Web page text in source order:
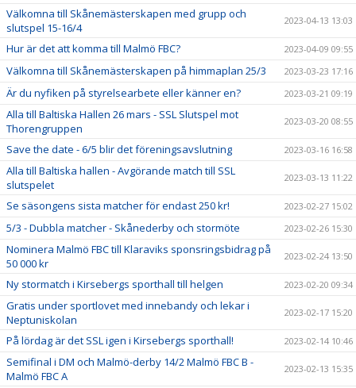
Välkomna till Skånemästerskapen med grupp och
slutspel 15-16/4
2023-04-13 13:03
Hur är det att komma till Malmö FBC? 2023-04-09 09:55
Välkomna till Skånemästerskapen på himmaplan 25/3 2023-03-23 17:16
Är du nyfiken på styrelsearbete eller känner en? 2023-03-21 09:19
Alla till Baltiska Hallen 26 mars - SSL Slutspel mot
Thorengruppen
2023-03-20 08:55
Save the date - 6/5 blir det föreningsavslutning 2023-03-16 16:58
Alla till Baltiska hallen - Avgörande match till SSL
slutspelet
2023-03-13 11:22
Se säsongens sista matcher för endast 250 kr! 2023-02-27 15:02
5/3 - Dubbla matcher - Skånederby och stormöte 2023-02-26 15:30
Nominera Malmö FBC till Klaraviks sponsringsbidrag på
50 000 kr
2023-02-24 13:50
Ny stormatch i Kirsebergs sporthall till helgen 2023-02-20 09:34
Gratis under sportlovet med innebandy och lekar i
Neptuniskolan
2023-02-17 15:20
På lördag är det SSL igen i Kirsebergs sporthall! 2023-02-14 10:46
Semifinal i DM och Malmö-derby 14/2 Malmö FBC B -
Malmö FBC A
2023-02-13 15:35